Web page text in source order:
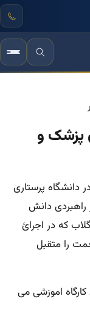
پزشک و
دانشگاه پرستاری
راهبردی دانش
که در اجرائ
را متقبل
اموزشی می